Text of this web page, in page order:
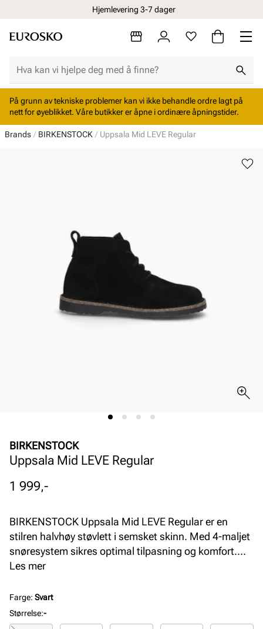
Hjemlevering 3-7 dager
På grunn av tekniske problemer kan vi ikke behandle ordre lagt på
nett for øyeblikket. Våre butikker er åpne i ordinære åpningstider.
Brands BIRKENSTOCK Uppsala Mid LEVE Regular
BIRKENSTOCK
Uppsala Mid LEVE Regular
Pris
1 999,-
BIRKENSTOCK Uppsala Mid LEVE Regular er en
stilren halvhøy støvlett i semsket skinn. Med 4-maljet
snøresystem sikres optimal tilpasning og komfort.
Uforet design gir allsidighet, mens yttersålen gir godt
funksjonell snøreboot.
Les mer
Farge: Svart
Størrelse:-